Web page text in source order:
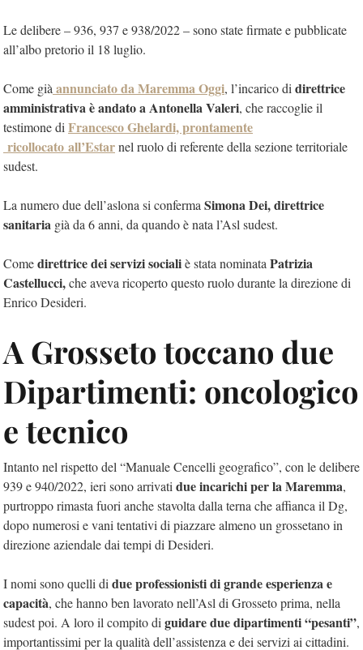
Le delibere – 936, 937 e 938/2022 – sono state firmate e pubblicate
all’albo pretorio il 18 luglio.
Come già annunciato da Maremma Oggi, l’incarico di direttrice
amministrativa è andato a Antonella Valeri, che raccoglie il
testimone di Francesco Ghelardi, prontamente
ricollocato all’Estarnel ruolo di referente della sezione territoriale
sudest.
La numero due dell’aslona si conferma Simona Dei, direttrice
sanitaria già da 6 anni, da quando è nata l’Asl sudest.
Comedirettrice dei servizi socialiè stata nominata Patrizia
Castellucci,che aveva ricoperto questo ruolo durante la direzione di
Enrico Desideri.
A Grosseto toccano due
Dipartimenti: oncologico
e tecnico
Intanto nel rispetto del “Manuale Cencelli geografico”, con le delibere
939 e 940/2022, ieri sono arrivati due incarichi per la Maremma,
purtroppo rimasta fuori anche stavolta dalla terna che affianca il Dg,
dopo numerosi e vani tentativi di piazzare almeno un grossetano in
direzione aziendale dai tempi di Desideri.
I nomi sono quelli di due professionisti di grande esperienza e
capacità, che hanno ben lavorato nell’Asl di Grosseto prima, nella
sudest poi. A loro il compito di guidare due dipartimenti “pesanti”,
importantissimi per la qualità dell’assistenza e dei servizi ai cittadini.